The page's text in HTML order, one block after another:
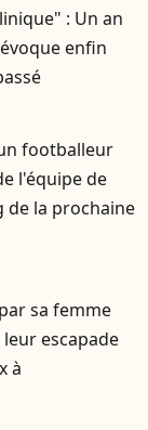
: Un an
enfin
footballeur
l'équipe de
de la prochaine
sa femme
escapade
à